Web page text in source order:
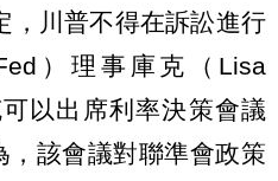
，川普不得在訴訟進行
）理事庫克（Lisa
以出席利率決策會議
，該會議對聯準會政策